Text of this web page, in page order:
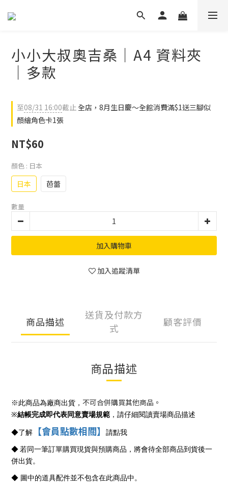
小小大叔奧吉桑｜A4 資料夾
｜多款
至08/31 16:00截止全店，8月生日慶～全館消費滿$1送三腳似
顏繪角色卡1張
NT$60
顏色 : 日本
日本 芭蕾
數量
加入購物車
加入追蹤清單
商品描述
送貨及付款方
式
顧客評價
商品描述
※此商品為廠商出貨， 不可合併購買其他商品。
※結帳完成即代表同意賣場規範 ，請仔細閱讀賣場商品描述
◆了解 【會員點數相關】 請點我
◆若同一筆訂單購買現貨與預購商品，將會待全部商品到貨後一
併出貨。
◆ 圖中的道具配件並不包含在此商品中。